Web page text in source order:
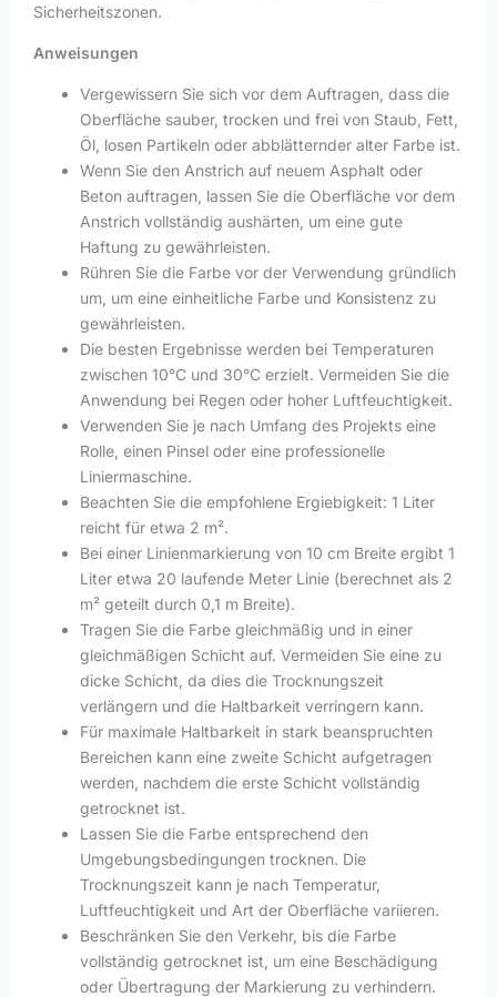
Sicherheitszonen.
Anweisungen
Vergewissern Sie sich vor dem Auftragen, dass die
Oberfläche sauber, trocken und frei von Staub, Fett,
Öl, losen Partikeln oder abblätternder alter Farbe ist.
Wenn Sie den Anstrich auf neuem Asphalt oder
Beton auftragen, lassen Sie die Oberfläche vor dem
Anstrich vollständig aushärten, um eine gute
Haftung zu gewährleisten.
Rühren Sie die Farbe vor der Verwendung gründlich
um, um eine einheitliche Farbe und Konsistenz zu
gewährleisten.
Die besten Ergebnisse werden bei Temperaturen
zwischen 10°C und 30°C erzielt. Vermeiden Sie die
Anwendung bei Regen oder hoher Luftfeuchtigkeit.
Verwenden Sie je nach Umfang des Projekts eine
Rolle, einen Pinsel oder eine professionelle
Liniermaschine.
Beachten Sie die empfohlene Ergiebigkeit: 1 Liter
reicht für etwa 2 m².
Bei einer Linienmarkierung von 10 cm Breite ergibt 1
Liter etwa 20 laufende Meter Linie (berechnet als 2
m² geteilt durch 0,1 m Breite).
Tragen Sie die Farbe gleichmäßig und in einer
gleichmäßigen Schicht auf. Vermeiden Sie eine zu
dicke Schicht, da dies die Trocknungszeit
verlängern und die Haltbarkeit verringern kann.
Für maximale Haltbarkeit in stark beanspruchten
Bereichen kann eine zweite Schicht aufgetragen
werden, nachdem die erste Schicht vollständig
getrocknet ist.
Lassen Sie die Farbe entsprechend den
Umgebungsbedingungen trocknen. Die
Trocknungszeit kann je nach Temperatur,
Luftfeuchtigkeit und Art der Oberfläche variieren.
Beschränken Sie den Verkehr, bis die Farbe
vollständig getrocknet ist, um eine Beschädigung
oder Übertragung der Markierung zu verhindern.